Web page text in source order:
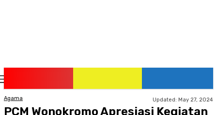
Agama Updated: May 27, 2024
PCM Wonokromo Apresiasi Kegiatan